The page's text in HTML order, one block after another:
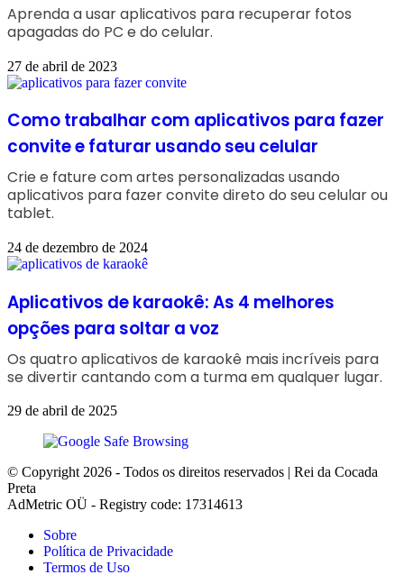
Aprenda a usar aplicativos para recuperar fotos
apagadas do PC e do celular.
27 de abril de 2023
Como trabalhar com aplicativos para fazer
convite e faturar usando seu celular
Crie e fature com artes personalizadas usando
aplicativos para fazer convite direto do seu celular ou
tablet.
24 de dezembro de 2024
Aplicativos de karaokê: As 4 melhores
opções para soltar a voz
Os quatro aplicativos de karaokê mais incríveis para
se divertir cantando com a turma em qualquer lugar.
29 de abril de 2025
© Copyright 2026 - Todos os direitos reservados | Rei da Cocada
Preta
AdMetric OÜ - Registry code: 17314613
Sobre
Política de Privacidade
Termos de Uso